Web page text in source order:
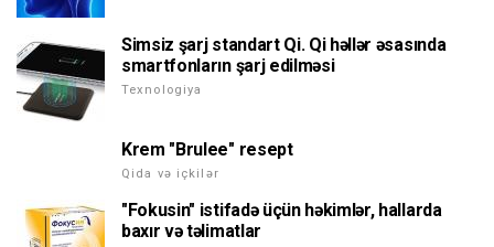
Simsiz şarj standart Qi. Qi həllər əsasında
smartfonların şarj edilməsi
Texnologiya
Krem "Brulee" resept
Qida və içkilər
"Fokusin" istifadə üçün həkimlər, hallarda
baxır və təlimatlar